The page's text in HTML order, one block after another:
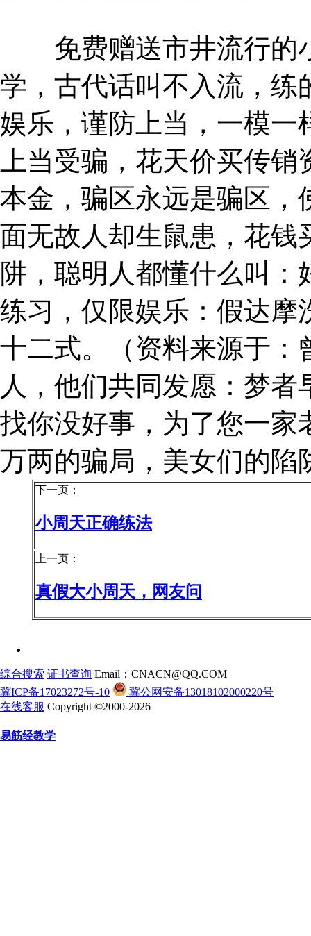
免费赠送市井流行的
学，古代话叫不入流，练
娱乐，谨防上当，一模一
上当受骗，花天价买传
本金，骗区永远是骗区，
面无故人却生鼠患，花钱
阱，聪明人都懂什么叫
练习，仅限娱乐：假达摩
十二式。（资料来源于：
人，他们共同发愿：梦
找你没好事，为了您一家
万两的骗局，美女们的陷
下一页：
小周天正确练法
上一页：
真假大小周天，网友问
综合搜索 证书查询 Email：CNACN@QQ.COM
冀ICP备17023272号-10
冀公网安备13018102000220号
在线客服 Copyright ©2000-2026
易筋经教学